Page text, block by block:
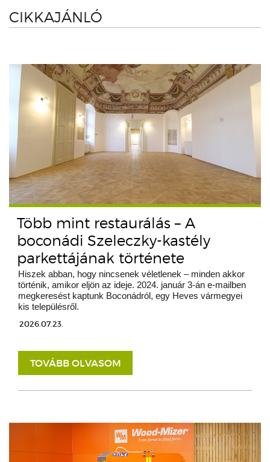
CIKKAJÁNLÓ
Több mint restaurálás – A
boconádi Szeleczky-kastély
parkettájának története
Hiszek abban, hogy nincsenek véletlenek – minden akkor
történik, amikor eljön az ideje. 2024. január 3-án e-mailben
megkeresést kaptunk Boconádról, egy Heves vármegyei
kis településről.
2026.07.23.
TOVÁBB OLVASOM